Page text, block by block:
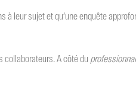
à leur sujet et qu’une enquête
collaborateurs. A côté du